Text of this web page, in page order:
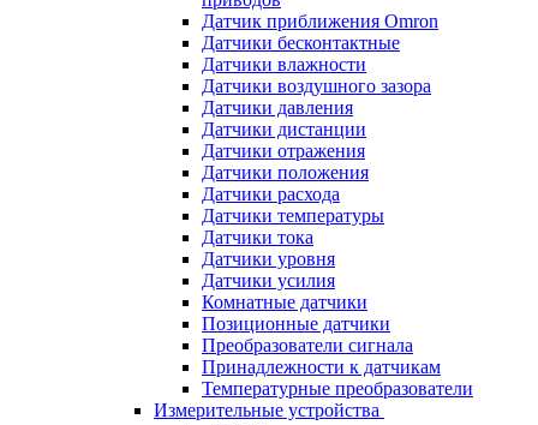
Датчик приближения Omron
Датчики бесконтактные
Датчики влажности
Датчики воздушного зазора
Датчики давления
Датчики дистанции
Датчики отражения
Датчики положения
Датчики расхода
Датчики температуры
Датчики тока
Датчики уровня
Датчики усилия
Комнатные датчики
Позиционные датчики
Преобразователи сигнала
Принадлежности к датчикам
Температурные преобразователи
Измерительные устройства